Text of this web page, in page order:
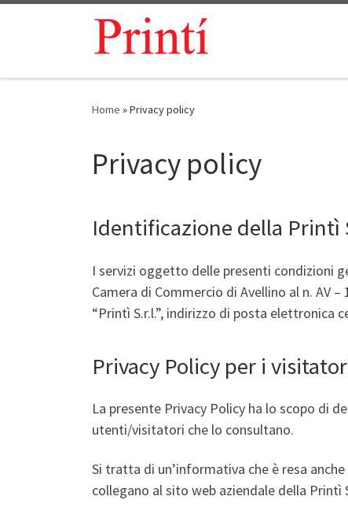
Skip to content
Home »Privacy policy
Privacy policy
Identificazione della Printì
I servizi oggetto delle presenti condizioni
Camera di Commercio di Avellino al n. AV
“Printì S.r.l.”, indirizzo di posta elettronica
Privacy Policy per i
La presente Privacy Policy ha lo scopo di
utenti/visitatori che lo consultano.
Si tratta di un’informativa che è resa
collegano al sito web aziendale della Printì